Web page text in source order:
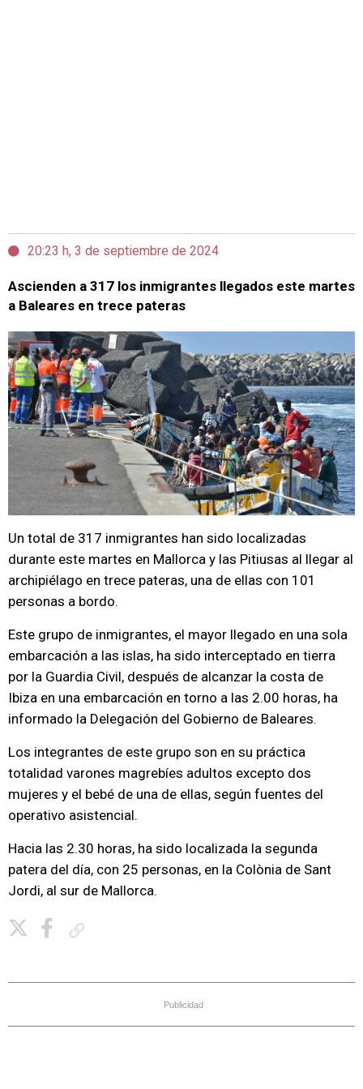
20:23 h, 3 de septiembre de 2024
Ascienden a 317 los inmigrantes llegados este martes
a Baleares en trece pateras
Un total de 317 inmigrantes han sido localizadas
durante este martes en Mallorca y las Pitiusas al llegar al
archipiélago en trece pateras, una de ellas con 101
personas a bordo.
Este grupo de inmigrantes, el mayor llegado en una sola
embarcación a las islas, ha sido interceptado en tierra
por la Guardia Civil, después de alcanzar la costa de
Ibiza en una embarcación en torno a las 2.00 horas, ha
informado la Delegación del Gobierno de Baleares.
Los integrantes de este grupo son en su práctica
totalidad varones magrebíes adultos excepto dos
mujeres y el bebé de una de ellas, según fuentes del
operativo asistencial.
Hacia las 2.30 horas, ha sido localizada la segunda
patera del día, con 25 personas, en la Colònia de Sant
Jordi, al sur de Mallorca.
Publicidad